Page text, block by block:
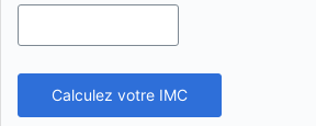
Calculez votre IMC